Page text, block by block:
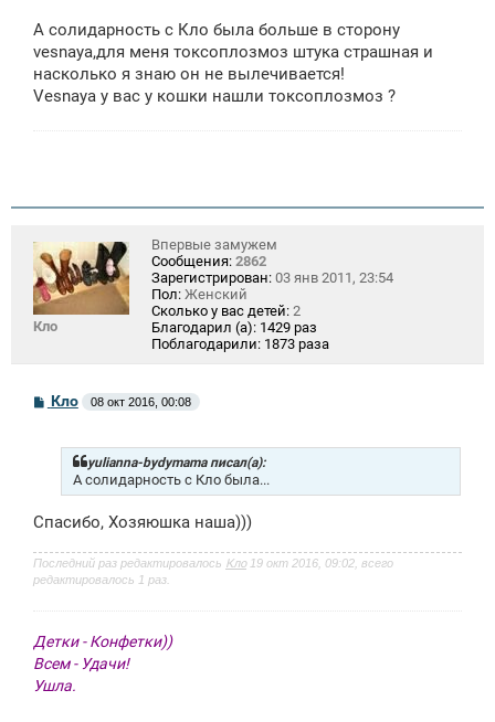
б
щ
н
и
А солидарность с Кло была больше в сторону
vesnaya,для меня токсоплозмоз штука страшная и
насколько я знаю он не вылечивается!
Vesnaya у вас у кошки нашли токсоплозмоз ?
Кло
Впервые замужем
Сообщения: 2862
Зарегистрирован: 03 янв 2011, 23:54
Пол: Женский
Сколько у вас детей: 2
Благодарил (а): 1429 раз
Поблагодарили: 1873 раза
С
о
е
Кло 08 окт 2016, 00:08
yulianna-bydymama писал(а):
А солидарность с Кло была...
Спасибо, Хозяюшка наша)))
Последний раз редактировалось Кло19 окт 2016, 09:02, всего
редактировалось 1 раз.
Детки - Конфетки))
Всем - Удачи!
Ушла.